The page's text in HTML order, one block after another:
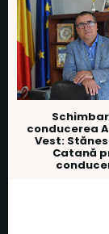
conducerea
Vest:
Catană